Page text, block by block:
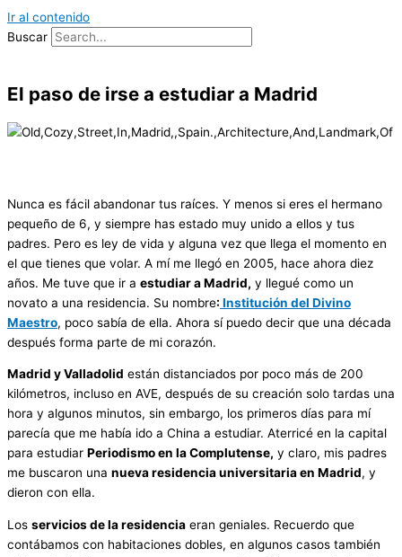
Ir al contenido
Buscar
El paso de irse a estudiar a Madrid
Nunca es fácil abandonar tus raíces. Y menos si eres el hermano
pequeño de 6, y siempre has estado muy unido a ellos y tus
padres. Pero es ley de vida y alguna vez que llega el momento en
el que tienes que volar. A mí me llegó en 2005, hace ahora diez
años. Me tuve que ir a estudiar a Madrid, y llegué como un
novato a una residencia. Su nombre: Institución del Divino
Maestro, poco sabía de ella. Ahora sí puedo decir que una década
después forma parte de mi corazón.
Madrid y Valladolid están distanciados por poco más de 200
kilómetros, incluso en AVE, después de su creación solo tardas una
hora y algunos minutos, sin embargo, los primeros días para mí
parecía que me había ido a China a estudiar. Aterricé en la capital
para estudiar Periodismo en la Complutense, y claro, mis padres
me buscaron una nueva residencia universitaria en Madrid, y
dieron con ella.
Los servicios de la residencia eran geniales. Recuerdo que
contábamos con habitaciones dobles, en algunos casos también